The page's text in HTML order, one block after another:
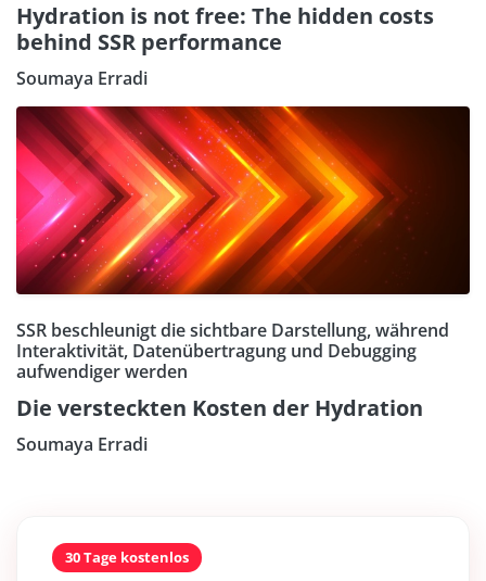
Hydration is not free: The hidden costs
behind SSR performance
Soumaya Erradi
SSR beschleunigt die sichtbare Darstellung, während
Interaktivität, Datenübertragung und Debugging
aufwendiger werden
Die versteckten Kosten der Hydration
Soumaya Erradi
30 Tage kostenlos